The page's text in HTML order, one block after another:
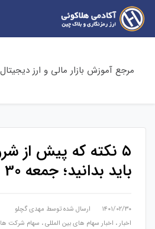
مرجع آموزش بازار مالی و ارز دیجیتال
۵ نکته که پیش از
باید بدانید؛ جمعه 30 اردیبهشت
۱۴۰۱/۰۲/۳۰ ارسال شده توسط مهدی گچلو
اخبار ، اخبار سهام های بین المللی، سهام شرکت